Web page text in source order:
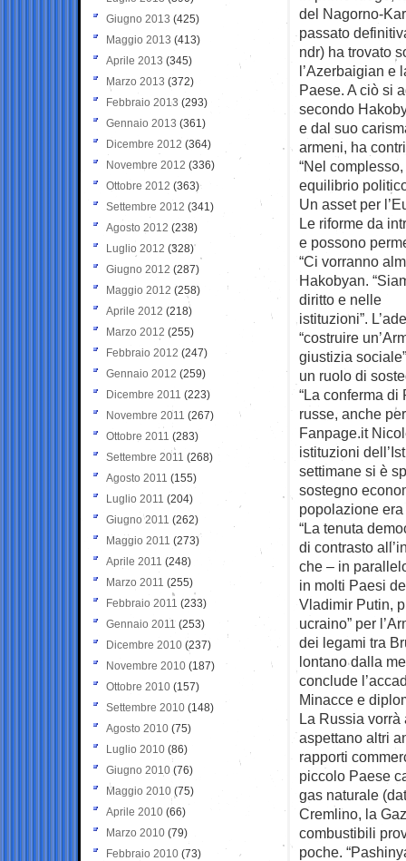
del Nagorno-
passato
ndr) ha trovato
l’Azerbaigian e
Paese. A ciò si
secondo
e dal suo
armeni, ha
“Nel
equilibrio
Un asset per
Le riforme da
e possono
“Ci vorranno
Hakobyan.
diritto e nelle
istituzioni”.
“costruire
giustizia
un ruolo di
“La conferma
russe, anche
Fanpage.it
istituzioni
settimane si è
sostegno
popolazione
“La tenuta
di contrasto
che – in
in molti Paesi
Vladimir Putin,
ucraino” per
dei legami tra
lontano dalla
conclude
Minacce e
La Russia vorrà
aspettano altri
rapporti
piccolo Paese
gas naturale
Cremlino, la
combustibili
poche.
Giugno 2013 (425)
Maggio 2013 (413)
Aprile 2013 (345)
Marzo 2013 (372)
Febbraio 2013 (293)
Gennaio 2013 (361)
Dicembre 2012 (364)
Novembre 2012 (336)
Ottobre 2012 (363)
Settembre 2012 (341)
Agosto 2012 (238)
Luglio 2012 (328)
Giugno 2012 (287)
Maggio 2012 (258)
Aprile 2012 (218)
Marzo 2012 (255)
Febbraio 2012 (247)
Gennaio 2012 (259)
Dicembre 2011 (223)
Novembre 2011 (267)
Ottobre 2011 (283)
Settembre 2011 (268)
Agosto 2011 (155)
Luglio 2011 (204)
Giugno 2011 (262)
Maggio 2011 (273)
Aprile 2011 (248)
Marzo 2011 (255)
Febbraio 2011 (233)
Gennaio 2011 (253)
Dicembre 2010 (237)
Novembre 2010 (187)
Ottobre 2010 (157)
Settembre 2010 (148)
Agosto 2010 (75)
Luglio 2010 (86)
Giugno 2010 (76)
Maggio 2010 (75)
Aprile 2010 (66)
Marzo 2010 (79)
Febbraio 2010 (73)